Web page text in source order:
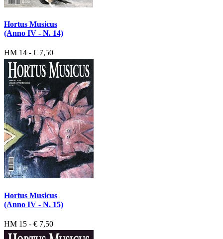
Hortus Musicus
(Anno IV - N. 14)
HM 14 - € 7,50
Hortus Musicus
(Anno IV - N. 15)
HM 15 - € 7,50